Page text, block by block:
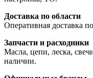
Доставка по области
Оперативная доставка
Запчасти и расходники
Масла, цепи, леска,
наличии.